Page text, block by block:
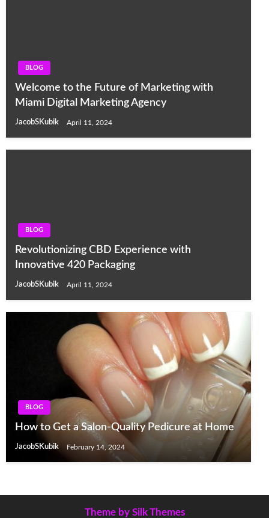
BLOG
Welcome to the Future of Marketing with
Miami Digital Marketing Agency
JacobSKubik April 11, 2024
BLOG
Revolutionizing CBD Experience with
Innovative 420 Packaging
JacobSKubik April 11, 2024
BLOG
How to Get a Salon-Quality Pedicure at Home
JacobSKubik February 14, 2024
Theme by Silk Themes